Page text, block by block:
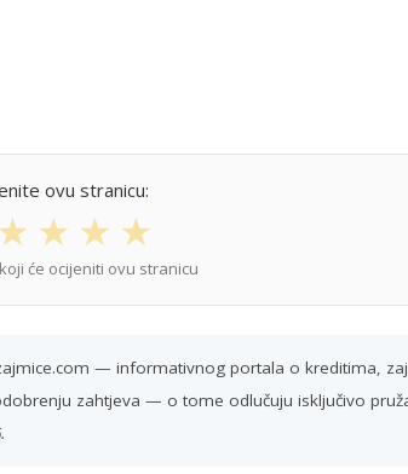
ovu stranicu:
★ ★ ★ ★
će ocijeniti ovu stranicu
— informativnog portala o kreditima,
zahtjeva — o tome odlučuju isključivo